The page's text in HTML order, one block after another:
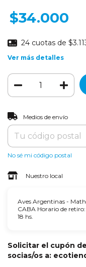
$34.000
24 cuotas de
Ver más detalles
Entregas para el CP:
Medios de envío
No sé mi código postal
Nuestro local
Aves Argentinas -
CABA Horario de retiro:
18 hs.
Solicitar el cupón
socias/os a: